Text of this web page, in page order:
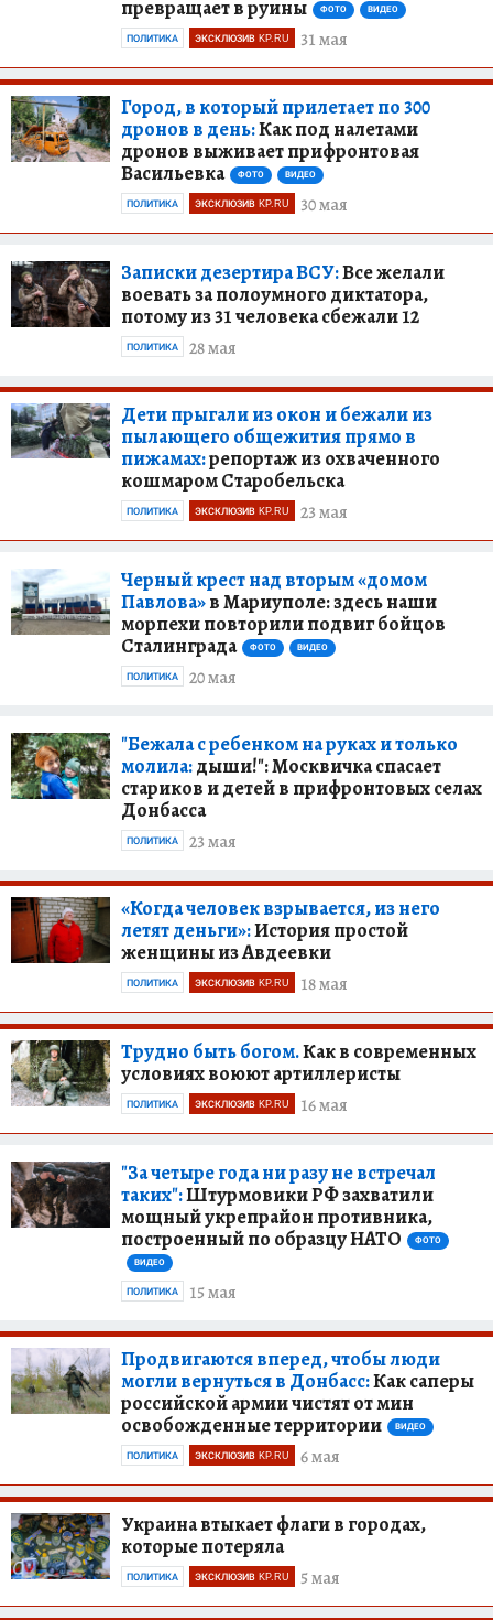
превращает в руины ФОТО ВИДЕО
31 мая
ПОЛИТИКА ЭКСКЛЮЗИВ KP.RU
Город, в который прилетает по 300
дронов в день:Как под налетами
дронов выживает прифронтовая
Васильевка
ФОТО ВИДЕО
30 мая
ПОЛИТИКА ЭКСКЛЮЗИВ KP.RU
Записки дезертира ВСУ:Все желали
воевать за полоумного диктатора,
потому из 31 человека сбежали 12
28 мая
ПОЛИТИКА
Дети прыгали из окон и бежали из
пылающего общежития прямо в
пижамах:репортаж из охваченного
кошмаром Старобельска
23 мая
ПОЛИТИКА ЭКСКЛЮЗИВ KP.RU
Черный крест над вторым «домом
Павлова»в Мариуполе: здесь наши
морпехи повторили подвиг бойцов
Сталинграда
ФОТО ВИДЕО
20 мая
ПОЛИТИКА
"Бежала с ребенком на руках и только
молила:дыши!": Москвичка спасает
стариков и детей в прифронтовых селах
Донбасса
23 мая
ПОЛИТИКА
«Когда человек взрывается, из него
летят деньги»:История простой
женщины из Авдеевки
18 мая
ПОЛИТИКА ЭКСКЛЮЗИВ KP.RU
Трудно быть богом.Как в современных
условиях воюют артиллеристы
16 мая
ПОЛИТИКА ЭКСКЛЮЗИВ KP.RU
"За четыре года ни разу не встречал
таких":Штурмовики РФ захватили
мощный укрепрайон противника,
построенный по образцу НАТО
ФОТО
ВИДЕО
15 мая
ПОЛИТИКА
Продвигаются вперед, чтобы люди
могли вернуться в Донбасс:Как саперы
российской армии чистят от мин
освобожденные территории
ВИДЕО
6 мая
ПОЛИТИКА ЭКСКЛЮЗИВ KP.RU
Украина втыкает флаги в городах,
которые потеряла
5 мая
ПОЛИТИКА ЭКСКЛЮЗИВ KP.RU